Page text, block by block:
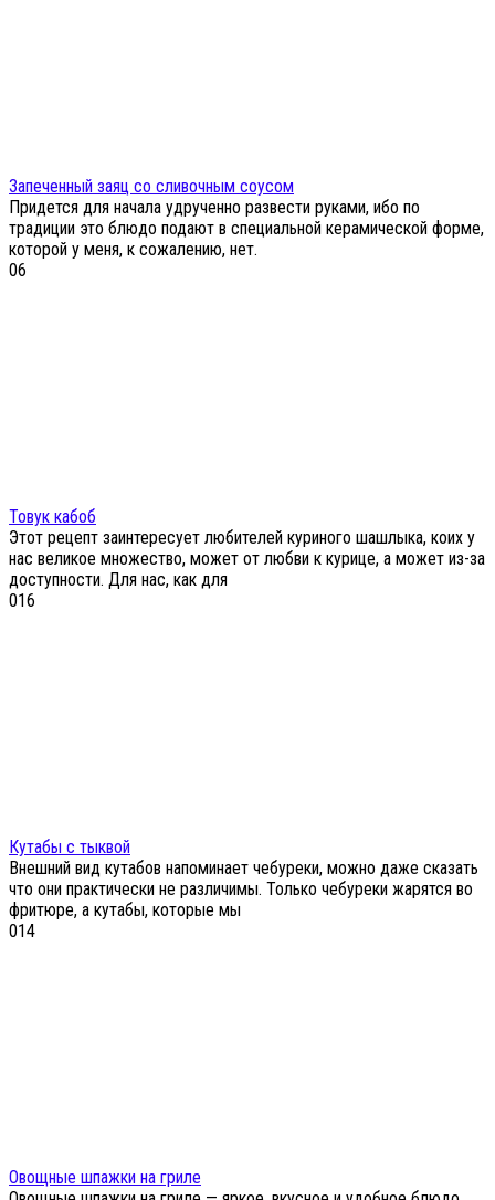
Запеченный заяц со сливочным соусом
Придется для начала удрученно развести руками, ибо по
традиции это блюдо подают в специальной керамической форме,
которой у меня, к сожалению, нет.
06
Товук кабоб
Этот рецепт заинтересует любителей куриного шашлыка, коих у
нас великое множество, может от любви к курице, а может из-за
доступности. Для нас, как для
016
Кутабы с тыквой
Внешний вид кутабов напоминает чебуреки, можно даже сказать
что они практически не различимы. Только чебуреки жарятся во
фритюре, а кутабы, которые мы
014
Овощные шпажки на гриле